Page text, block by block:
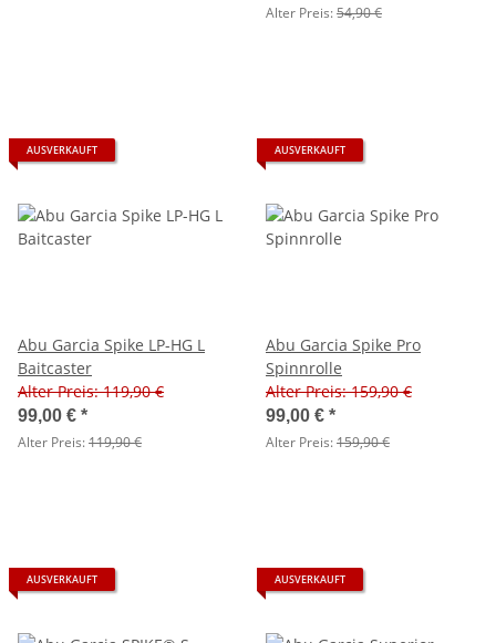
Alter Preis:54,90 €
AUSVERKAUFT
Abu Garcia Spike LP-HG L
Baitcaster
Alter Preis: 119,90 €
99,00 € *
Alter Preis:119,90 €
AUSVERKAUFT
Abu Garcia Spike Pro
Spinnrolle
Alter Preis: 159,90 €
99,00 € *
Alter Preis:159,90 €
AUSVERKAUFT AUSVERKAUFT